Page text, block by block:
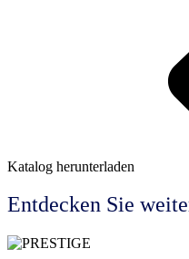
Katalog herunterladen
Entdecken Sie